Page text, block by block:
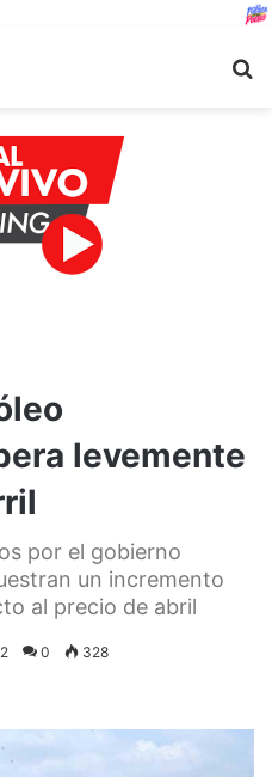
levemente
por el gobierno
un incremento
al precio de abril
0 328